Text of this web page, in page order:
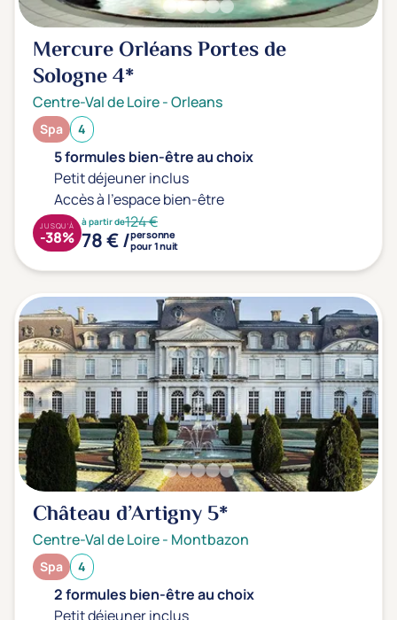
Sport
(0)
Yoga
Offres spéciales
Vente Flash & Promo
Offres spéciales Solo
Distance de chez vous
Établissements proches de chez moi
Km
Transports & hébergement
Soins sans hébergement
(1)
Offre séjour + vol inclus
(0)
Mercure Orléans Portes de
Sologne4*
Centre-Val de Loire-Orleans
Spa 4
5 formules bien-être au choix
Petit déjeuner inclus
Accès à l'espace bien-être
à partir de124 €
78 € /personne
pour 1 nuit
JUSQU'À
-38%
Château d’Artigny5*
Centre-Val de Loire- Montbazon
Spa 4
2 formules bien-être au choix
Petit déjeuner inclus